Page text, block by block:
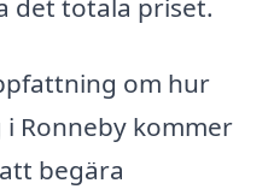
det totala priset.
om hur
Ronneby kommer
begära